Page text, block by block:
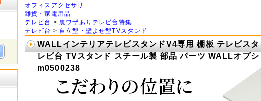
オフィスアクセサリ
雑貨・家電用品
テレビ台 >裏ワザありテレビ台特集
テレビ台 > 自立型・壁よせ型TVスタンド
WALLインテリアテレビスタンドV4専用 棚板 テレビス
レビ台 TVスタンド スチール製 部品 パーツ WALLオプ
m0500238